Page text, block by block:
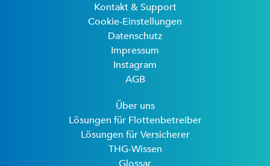
Kontakt & Support
Cookie-Einstellungen
Datenschutz
Impressum
Instagram
AGB
Über uns
Lösungen für Flottenbetreiber
Lösungen für Versicherer
THG-Wissen